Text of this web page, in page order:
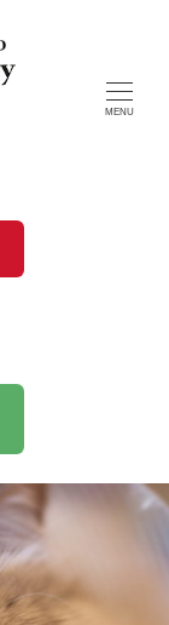
MENU